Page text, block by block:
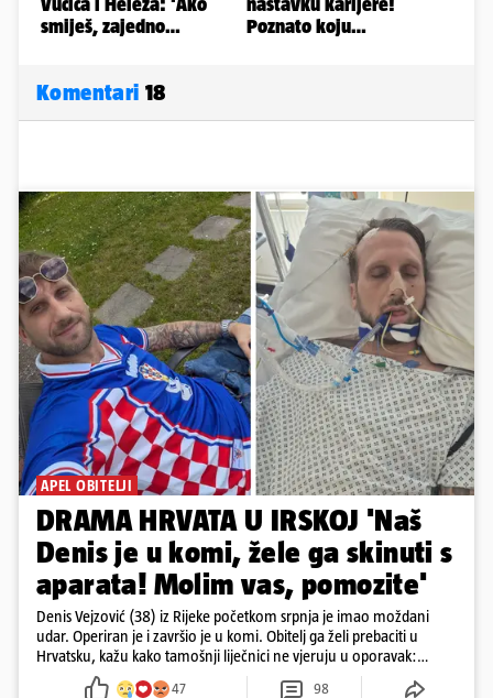
Komentari 18
APEL OBITELJI
DRAMA HRVATA U IRSKOJ 'Naš
Denis je u komi, žele ga skinuti s
aparata! Molim vas, pomozite'
Denis Vejzović (38) iz Rijeke početkom srpnja je imao moždani
udar. Operiran je i završio je u komi. Obitelj ga želi prebaciti u
Hrvatsku, kažu kako tamošnji liječnici ne vjeruju u oporavak:
'Imamo 72 sata'
47 98